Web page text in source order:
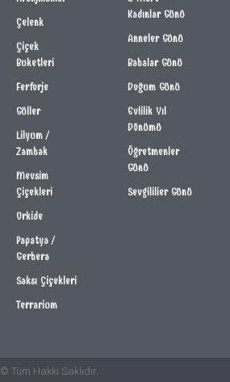
Çelenk
Çiçek
Buketleri
Ferforje
Güller
Lilyum /
Zambak
Mevsim
Çiçekleri
Orkide
Papatya /
Gerbera
Saksı Çiçekleri
Terrarium
Kadınlar Günü
Anneler Günü
Babalar Günü
Doğum Günü
Evlilik Yıl
Dönümü
Öğretmenler
Günü
Sevgililier Günü
© Tüm Hakkı Saklıdır.